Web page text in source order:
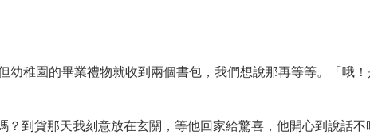
稚園的畢業禮物就收到兩個書包，我們想說那再等等。「哦
到貨那天我刻意放在玄關，等他回家給驚喜，他開心到說話